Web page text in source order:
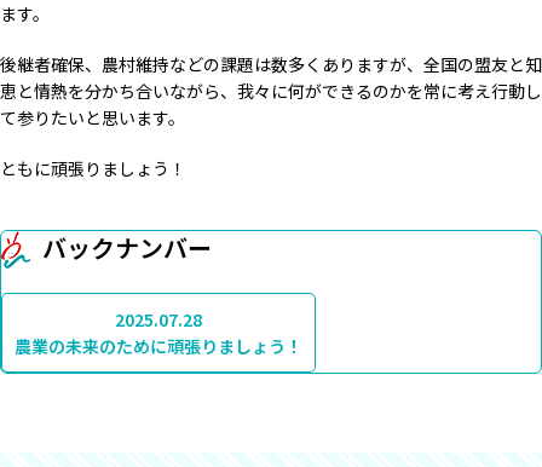
ます。
後継者確保、農村維持などの課題は数多くありますが、全国の盟友と知
恵と情熱を分かち合いながら、我々に何ができるのかを常に考え行動し
て参りたいと思います。
ともに頑張りましょう！
バックナンバー
2025.07.28
農業の未来のために頑張りましょう！